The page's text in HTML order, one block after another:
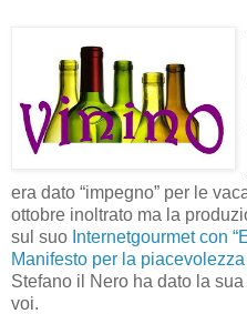
era dato “impegno” per le
ottobre inoltrato ma la
sul suo Internetgourmet con
Manifesto per la
Stefano il Nero ha dato la
voi.